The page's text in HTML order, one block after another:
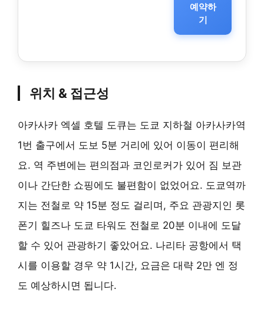
예약하
기
위치 & 접근성
아카사카 엑셀 호텔 도큐는 도쿄 지하철 아카사카역
1번 출구에서 도보 5분 거리에 있어 이동이 편리해
요. 역 주변에는 편의점과 코인로커가 있어 짐 보관
이나 간단한 쇼핑에도 불편함이 없었어요. 도쿄역까
지는 전철로 약 15분 정도 걸리며, 주요 관광지인 롯
폰기 힐즈나 도쿄 타워도 전철로 20분 이내에 도달
할 수 있어 관광하기 좋았어요. 나리타 공항에서 택
시를 이용할 경우 약 1시간, 요금은 대략 2만 엔 정
도 예상하시면 됩니다.